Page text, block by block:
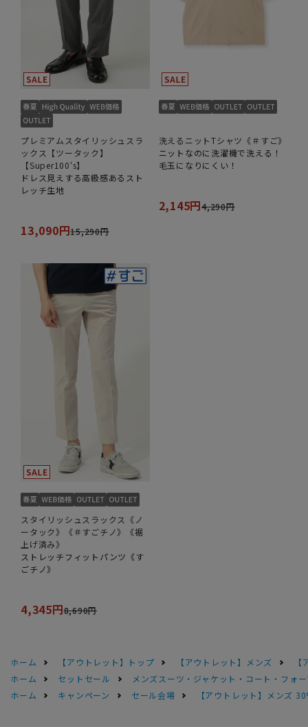
プレミアムスタイリッシュスラ
ックス【ツータック】
【Super100‘s】
ドレス見えする高級感あるスト
レッチ生地
13,090円15,290円
洗えるニットTシャツ《＃すご》
ニットなのに洗濯機で洗える！
毛玉になりにくい！
2,145円4,290円
スタイリッシュスラックス《ノ
ータック》《＃すごチノ》《裾
上げ済み》
ストレッチフィットパンツ《す
ごチノ》
4,345円8,690円
ホーム 【アウトレット】トップ 【アウトレット】メンズ
ホーム
セットセール
メンズスーツ・ジャケット・コート・フォ
ホーム
キャンペーン セール会場 【アウトレット】メンズ